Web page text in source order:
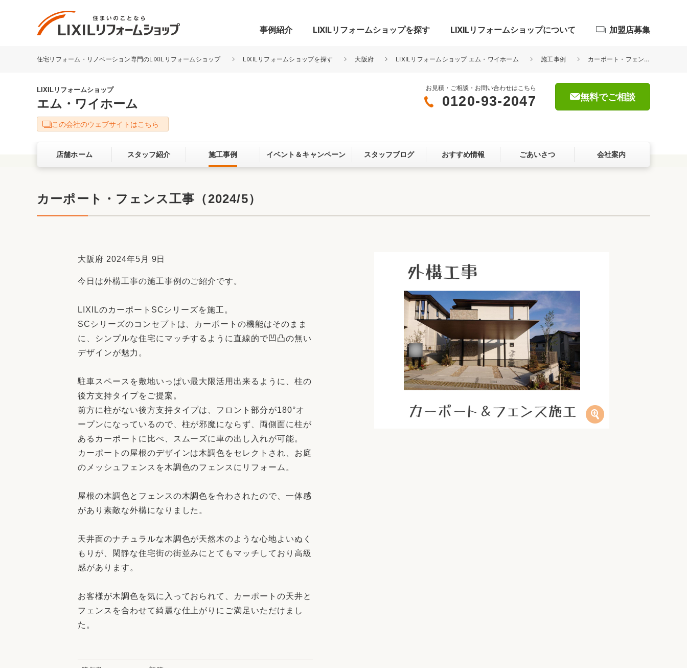
事例紹介
リフォーム事例を探す
キッチン
洗面化粧室 トイレ 玄関まわり 門まわり 屋根・外壁
ベランダ・バルコニー ガーデンスペース カースペース
お客さまの声
LIXILリフォームショップを探す LIXILリフォームショップについて
LIXILリフォームショップについて
サービス向上・品質改善の取り組み お客さま満足度アンケート
ここちいい暮らしをつくる、価値・性能向上
リフォームアクセル
中古物件探しから性能向上リフォームをワン
おすすめ情報
加盟店募集
住宅リフォーム・リノベーション専門のLIXILリフォームショップ LIXILリフォームショップを探す 大阪府 LIXILリフォームショップ エム・ワイホーム 施工事例 カーポート・フェンス工事（2024/5）
LIXILリフォームショップ
エム・ワイホーム
お見積・ご相談・お問い合わせはこちら
0120-93-2047 無料でご相談
この会社のウェブサイトはこちら
店舗ホーム スタッフ紹介 施工事例 イベント＆キャンペーン スタッフブログ おすすめ情報 ごあいさつ 会社案内
カーポート・フェンス工事（2024/5）
大阪府 2024年5月 9日
今日は外構工事の施工事例のご紹介です。
LIXILのカーポートSCシリーズを施工。
SCシリーズのコンセプトは、カーポートの機能はそのまま
に、シンプルな住宅にマッチするように直線的で凹凸の無い
デザインが魅力。
駐車スペースを敷地いっぱい最大限活用出来るように、柱の
後方支持タイプをご提案。
前方に柱がない後方支持タイプは、フロント部分が180°オ
ープンになっているので、柱が邪魔にならず、両側面に柱が
あるカーポートに比べ、スムーズに車の出し入れが可能。
カーポートの屋根のデザインは木調色をセレクトされ、お庭
のメッシュフェンスを木調色のフェンスにリフォーム。
屋根の木調色とフェンスの木調色を合わされたので、一体感
があり素敵な外構になりました。
天井面のナチュラルな木調色が天然木のような心地よいぬく
もりが、閑静な住宅街の街並みにとてもマッチしており高級
感があります。
お客様が木調色を気に入っておられて、カーポートの天井と
フェンスを合わせて綺麗な仕上がりにご満足いただけまし
た。